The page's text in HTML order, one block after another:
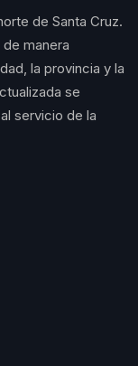
de Santa Cruz.
manera
la provincia y la
se
servicio de la